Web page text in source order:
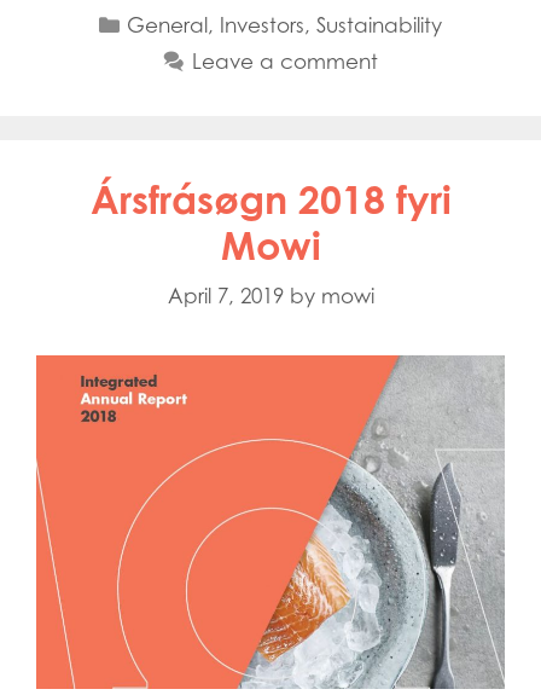
Categories
General, Investors,Sustainability
Leave a comment
Ársfrásøgn 2018 fyri
Mowi
April 7, 2019 by mowi